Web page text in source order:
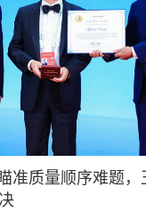
准质量顺序难题，